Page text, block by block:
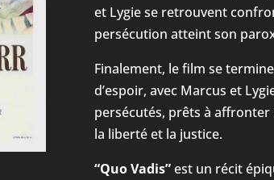
et Lygie se retrouvent
persécution atteint son
Finalement, le film se
d’espoir, avec Marcus et
persécutés, prêts à
la liberté et la justice.
“Quo Vadis”est un récit